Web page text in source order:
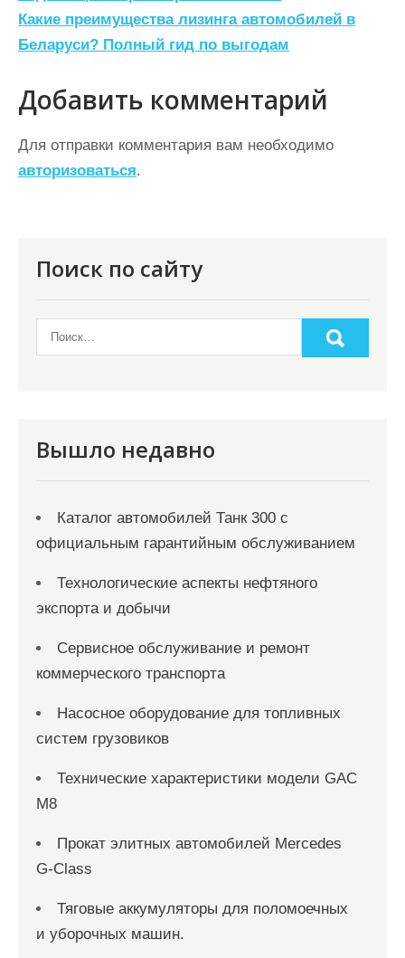
в
и
г
а
ц
и
м
Какие преимущества лизинга автомобилей в
Беларуси? Полный гид по выгодам
Добавить комментарий
Для отправки комментария вам необходимо
авторизоваться.
Поиск по сайту
Вышло недавно
Каталог автомобилей Танк 300 с
официальным гарантийным обслуживанием
Технологические аспекты нефтяного
экспорта и добычи
Сервисное обслуживание и ремонт
коммерческого транспорта
Насосное оборудование для топливных
систем грузовиков
Технические характеристики модели GAC
M8
Прокат элитных автомобилей Mercedes
G-Class
Тяговые аккумуляторы для поломоечных
и уборочных машин.